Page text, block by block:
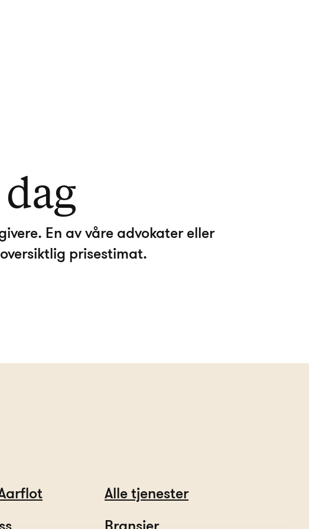
En av våre advokater eller
Alle tjenester
Bransjer